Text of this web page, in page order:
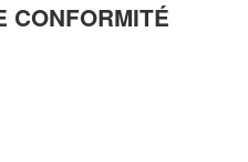
CONFORMITÉ